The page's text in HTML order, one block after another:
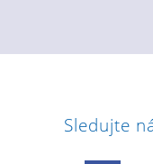
Sledujte